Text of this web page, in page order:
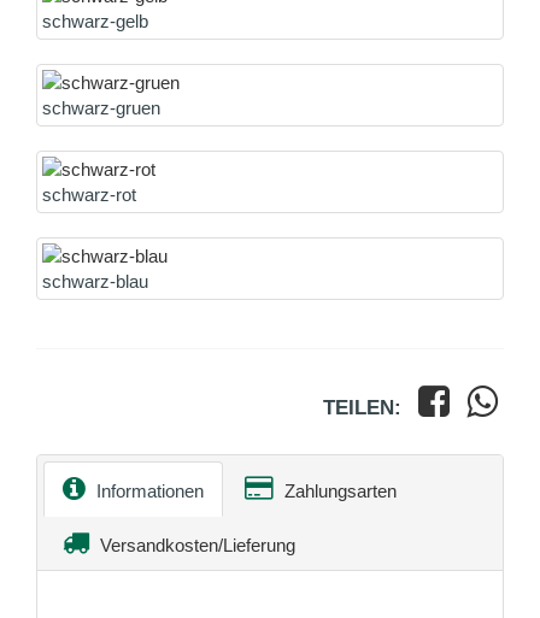
schwarz-gelb
schwarz-gruen
schwarz-rot
schwarz-blau
TEILEN:
Informationen Zahlungsarten
Versandkosten/Lieferung